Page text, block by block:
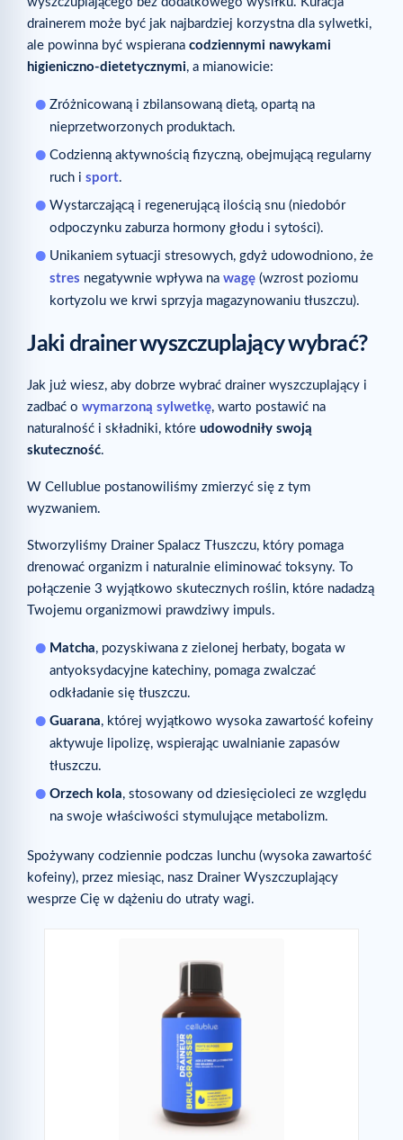
drainerem może być jak najbardziej korzystna dla sylwetki,
ale powinna być wspierana codziennymi nawykami
higieniczno-dietetycznymi, a mianowicie:
Zróżnicowaną i zbilansowaną dietą, opartą na
nieprzetworzonych produktach.
Codzienną aktywnością fizyczną, obejmującą regularny
ruch i sport.
Wystarczającą i regenerującą ilością snu (niedobór
odpoczynku zaburza hormony głodu i sytości).
Unikaniem sytuacji stresowych, gdyż udowodniono, że
stres negatywnie wpływa na wagę (wzrost poziomu
kortyzolu we krwi sprzyja magazynowaniu tłuszczu).
Jaki drainer wyszczuplający wybrać?
Jak już wiesz, aby dobrze wybrać drainer wyszczuplający i
zadbać o wymarzoną sylwetkę, warto postawić na
naturalność i składniki, które udowodniły swoją
skuteczność.
W Cellublue postanowiliśmy zmierzyć się z tym
wyzwaniem.
Stworzyliśmy Drainer Spalacz Tłuszczu, który pomaga
drenować organizm i naturalnie eliminować toksyny. To
połączenie 3 wyjątkowo skutecznych roślin, które nadadzą
Twojemu organizmowi prawdziwy impuls.
Matcha, pozyskiwana z zielonej herbaty, bogata w
antyoksydacyjne katechiny, pomaga zwalczać
odkładanie się tłuszczu.
Guarana, której wyjątkowo wysoka zawartość kofeiny
aktywuje lipolizę, wspierając uwalnianie zapasów
tłuszczu.
Orzech kola, stosowany od dziesięcioleci ze względu
na swoje właściwości stymulujące metabolizm.
Spożywany codziennie podczas lunchu (wysoka zawartość
kofeiny), przez miesiąc, nasz Drainer Wyszczuplający
wesprze Cię w dążeniu do utraty wagi.